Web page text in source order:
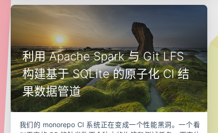
利用 Apache Spark 与 Git LFS
构建基于 SQLite 的原子化 CI 结
果数据管道
我们的 monorepo CI 系统正在变成一个性能黑洞。一个看